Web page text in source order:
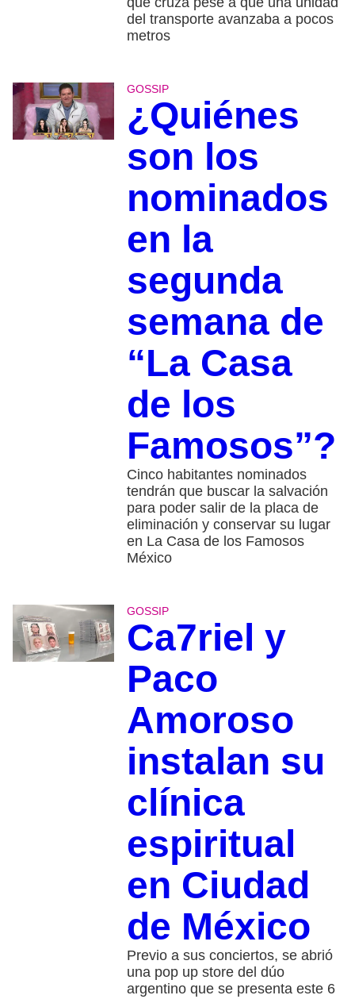
del transporte avanzaba a pocos
metros
GOSSIP
¿Quiénes
son los
nominados
en la
segunda
semana de
“La Casa
de los
Famosos”?
Cinco habitantes nominados
tendrán que buscar la salvación
para poder salir de la placa de
eliminación y conservar su lugar
en La Casa de los Famosos
México
GOSSIP
Ca7riel y
Paco
Amoroso
instalan su
clínica
espiritual
en Ciudad
de México
Previo a sus conciertos, se abrió
una pop up store del dúo
argentino que se presenta este 6